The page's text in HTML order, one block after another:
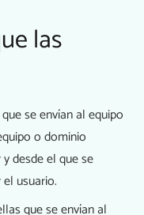
las
se envían al equipo
o dominio
desde el que se
usuario.
que se envían al